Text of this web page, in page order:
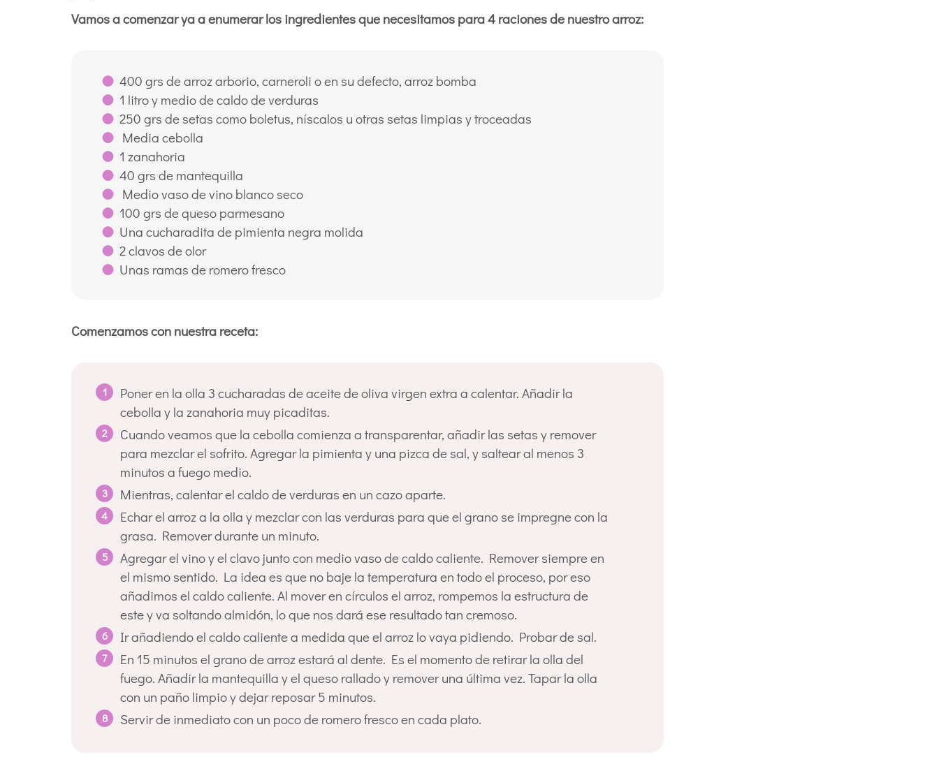
Vamos a comenzar ya a enumerar los ingredientes que necesitamos para 4 raciones de nuestro arroz:
400 grs de arroz arborio, carneroli o en su defecto, arroz bomba
1 litro y medio de caldo de verduras
250 grs de setas como boletus, níscalos u otras setas limpias y troceadas
Media cebolla
1 zanahoria
40 grs de mantequilla
Medio vaso de vino blanco seco
100 grs de queso parmesano
Una cucharadita de pimienta negra molida
2 clavos de olor
Unas ramas de romero fresco
Comenzamos con nuestra receta:
Poner en la olla 3 cucharadas de aceite de oliva virgen extra a calentar. Añadir la
cebolla y la zanahoria muy picaditas.
Cuando veamos que la cebolla comienza a transparentar, añadir las setas y remover
para mezclar el sofrito. Agregar la pimienta y una pizca de sal, y saltear al menos 3
minutos a fuego medio.
Mientras, calentar el caldo de verduras en un cazo aparte.
Echar el arroz a la olla y mezclar con las verduras para que el grano se impregne con la
grasa. Remover durante un minuto.
Agregar el vino y el clavo junto con medio vaso de caldo caliente. Remover siempre en
el mismo sentido. La idea es que no baje la temperatura en todo el proceso, por eso
añadimos el caldo caliente. Al mover en círculos el arroz, rompemos la estructura de
este y va soltando almidón, lo que nos dará ese resultado tan cremoso.
Ir añadiendo el caldo caliente a medida que el arroz lo vaya pidiendo. Probar de sal.
En 15 minutos el grano de arroz estará al dente. Es el momento de retirar la olla del
fuego. Añadir la mantequilla y el queso rallado y remover una última vez. Tapar la olla
con un paño limpio y dejar reposar 5 minutos.
Servir de inmediato con un poco de romero fresco en cada plato.